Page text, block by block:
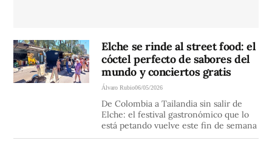
Elche se rinde al street food: el
cóctel perfecto de sabores del
mundo y conciertos gratis
Álvaro Rubio06/05/2026
De Colombia a Tailandia sin salir de
Elche: el festival gastronómico que lo
está petando vuelve este fin de semana